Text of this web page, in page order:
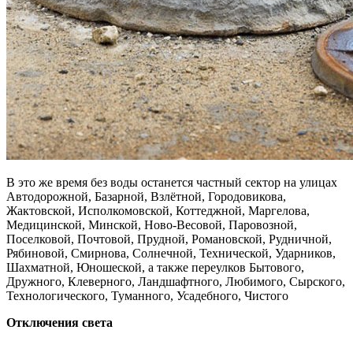
В это же время без воды останется частный сектор на улицах
Автодорожной, Базарной, Взлётной, Городовикова,
Жактовской, Исполкомовской, Коттеджной, Маргелова,
Медицинской, Минской, Ново-Весовой, Паровозной,
Поселковой, Почтовой, Прудной, Романовской, Рудничной,
Рябиновой, Смирнова, Солнечной, Технической, Ударников,
Шахматной, Юношеской, а также переулков Бытового,
Дружного, Клеверного, Ландшафтного, Любимого, Сырского,
Технологического, Туманного, Усадебного, Чистого
Отключения света